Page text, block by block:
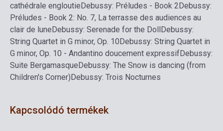
cathédrale engloutie Debussy: Préludes - Book 2 Debussy:
Préludes - Book 2: No. 7, La terrasse des audiences au
clair de lune Debussy: Serenade for the Doll
Debussy:
String Quartet in G minor, Op. 10 Debussy: String Quartet in
G minor, Op. 10 - Andantino doucement expressif Debussy:
Suite Bergamasque Debussy: The Snow is dancing (from
Children's Corner) Debussy: Trois Nocturnes
Kapcsolódó termékek